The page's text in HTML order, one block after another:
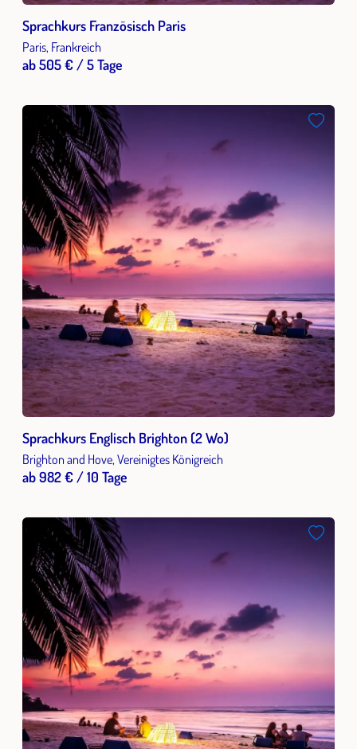
Sprachkurs Französisch Paris
Paris, Frankreich
ab 505 € / 5 Tage
Sprachkurs Englisch Brighton (2 Wo)
Brighton and Hove, Vereinigtes Königreich
ab 982 € / 10 Tage